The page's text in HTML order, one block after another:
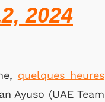
2024
quelques heures
Ayuso (UAE Team